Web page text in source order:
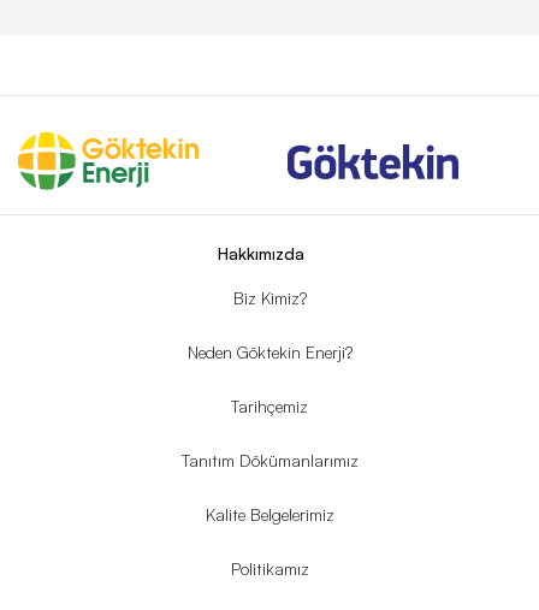
Hakkımızda
Biz Kimiz?
Neden Göktekin Enerji?
Tarihçemiz
Tanıtım Dökümanlarımız
Kalite Belgelerimiz
Politikamız